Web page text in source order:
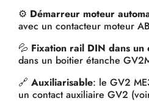
⚙️ Démarreur moteur
avec un contacteur moteur
💦 Fixation rail DIN dans
dans un boitier étanche
🔗 Auxiliarisable: le GV2
un contact auxiliaire GV2